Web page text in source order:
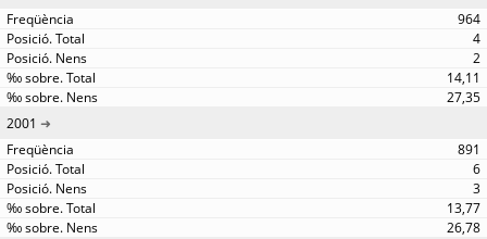
964
4
2
14,11
27,35
2001
891
6
3
13,77
26,78